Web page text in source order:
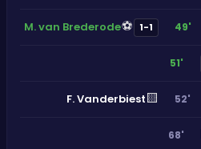
M. van Brederode⚽ 1-1 49'
51'
F. Vanderbiest🟨 52'
68'